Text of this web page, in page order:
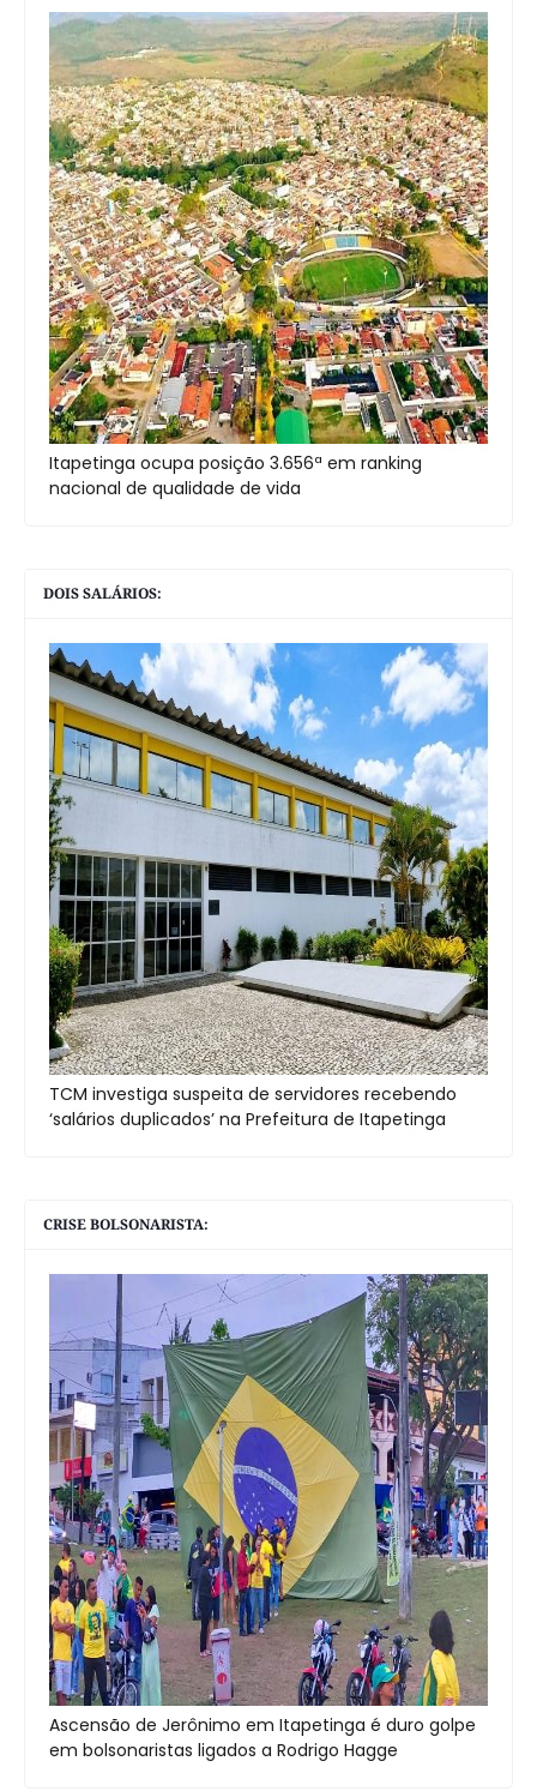
Itapetinga ocupa posição 3.656ª em ranking
nacional de qualidade de vida
DOIS SALÁRIOS:
TCM investiga suspeita de servidores recebendo
‘salários duplicados’ na Prefeitura de Itapetinga
CRISE BOLSONARISTA:
Ascensão de Jerônimo em Itapetinga é duro golpe
em bolsonaristas ligados a Rodrigo Hagge